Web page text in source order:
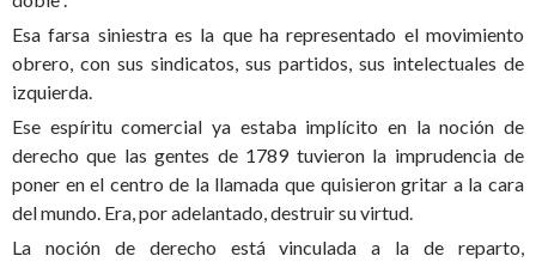
Esa farsa siniestra es la que ha representado el movimiento
obrero, con sus sindicatos, sus partidos, sus intelectuales de
izquierda.
Ese espíritu comercial ya estaba implícito en la noción de
derecho que las gentes de 1789 tuvieron la imprudencia de
poner en el centro de la llamada que quisieron gritar a la cara
del mundo. Era, por adelantado, destruir su virtud.
La noción de derecho está vinculada a la de reparto,